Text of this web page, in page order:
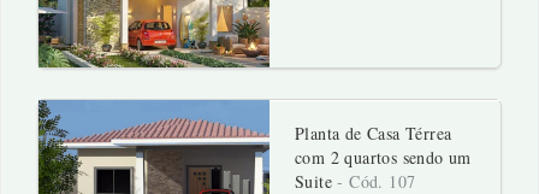
Planta de Casa Térrea
com 2 quartos sendo um
Suite- Cód. 107